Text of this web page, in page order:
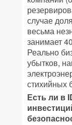
случае
весьма
занимает
Реально
убытков,
стихийных
Есть ли в